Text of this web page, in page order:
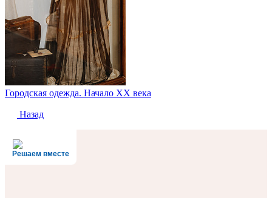
Городская одежда. Начало XX века
Назад
Решаем вместе